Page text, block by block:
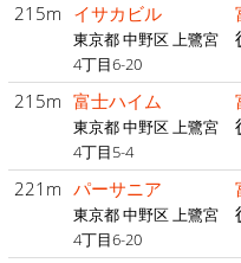
215m イサカビル
東京都 中野区 上鷺宮
4丁目6-20
215m 富士ハイム
東京都 中野区 上鷺宮
4丁目5-4
221m パーサニア
東京都 中野区 上鷺宮
4丁目6-20